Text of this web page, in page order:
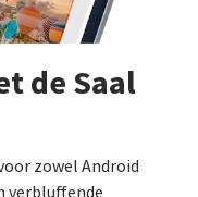
de Saal
zowel Android
verbluffende